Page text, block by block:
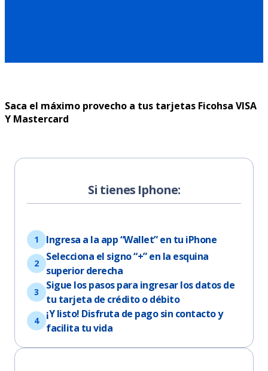
Saca el máximo provecho a tus tarjetas Ficohsa VISA
Y Mastercard
Si tienes Iphone:
Ingresa a la app “Wallet” en tu iPhone
Selecciona el signo “+” en la esquina
superior derecha
Sigue los pasos para ingresar los datos de
tu tarjeta de crédito o débito
¡Y listo! Disfruta de pago sin contacto y
facilita tu vida